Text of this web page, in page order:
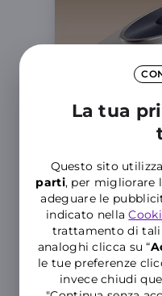
La tua
Questo sito
parti, per migliorare
adeguare le
indicato nella
trattamento di
analoghi clicca su “
le tue preferenze
invece chiudi
Fotocamere
Ogni
rispetto degli
Cattura foto